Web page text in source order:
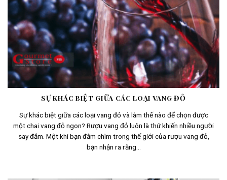
SỰ KHÁC BIỆT GIỮA CÁC LOẠI VANG ĐỎ
Sự khác biệt giữa các loại vang đỏ và làm thế nào để chọn được
một chai vang đỏ ngon? Rượu vang đỏ luôn là thứ khiến nhiều người
say đắm. Một khi bạn đắm chìm trong thế giới của rượu vang đỏ,
bạn nhận ra rằng...